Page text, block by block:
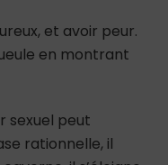
et avoir peur.
en montrant
sexuel peut
rationnelle, il